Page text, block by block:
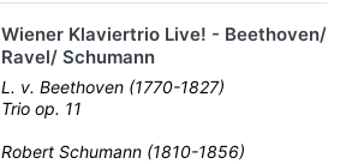
Wiener Klaviertrio Live! - Beethoven/
Ravel/ Schumann
L. v. Beethoven (1770-1827)
Trio op. 11
Robert Schumann (1810-1856)